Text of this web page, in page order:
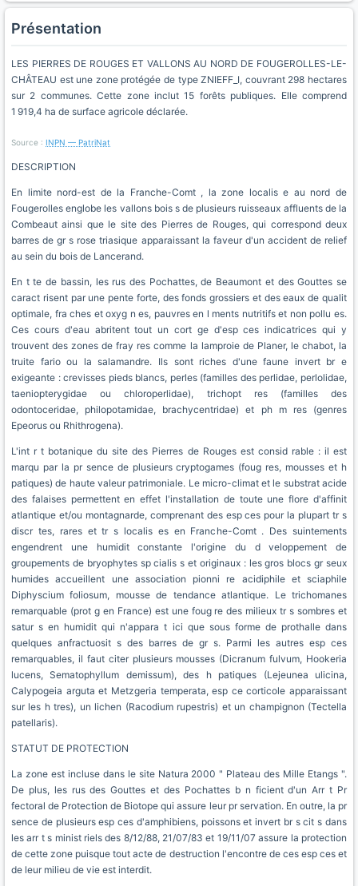
Présentation
LES PIERRES DE ROUGES ET VALLONS AU NORD DE FOUGEROLLES-LE-
CHÂTEAU est une zone protégée de type ZNIEFF_I, couvrant 298 hectares
sur 2 communes. Cette zone inclut 15 forêts publiques. Elle comprend
1 919,4 ha de surface agricole déclarée.
Source : INPN — PatriNat
DESCRIPTION
En limite nord-est de la Franche-Comt , la zone localis e au nord de
Fougerolles englobe les vallons bois s de plusieurs ruisseaux affluents de la
Combeaut ainsi que le site des Pierres de Rouges, qui correspond deux
barres de gr s rose triasique apparaissant la faveur d'un accident de relief
au sein du bois de Lancerand.
En t te de bassin, les rus des Pochattes, de Beaumont et des Gouttes se
caract risent par une pente forte, des fonds grossiers et des eaux de qualit
optimale, fra ches et oxyg n es, pauvres en l ments nutritifs et non pollu es.
Ces cours d'eau abritent tout un cort ge d'esp ces indicatrices qui y
trouvent des zones de fray res comme la lamproie de Planer, le chabot, la
truite fario ou la salamandre. Ils sont riches d'une faune invert br e
exigeante : crevisses pieds blancs, perles (familles des perlidae, perlolidae,
taeniopterygidae ou chloroperlidae), trichopt res (familles des
odontoceridae, philopotamidae, brachycentridae) et ph m res (genres
Epeorus ou Rhithrogena).
L'int r t botanique du site des Pierres de Rouges est consid rable : il est
marqu par la pr sence de plusieurs cryptogames (foug res, mousses et h
patiques) de haute valeur patrimoniale. Le micro-climat et le substrat acide
des falaises permettent en effet l'installation de toute une flore d'affinit
atlantique et/ou montagnarde, comprenant des esp ces pour la plupart tr s
discr tes, rares et tr s localis es en Franche-Comt . Des suintements
engendrent une humidit constante l'origine du d veloppement de
groupements de bryophytes sp cialis s et originaux : les gros blocs gr seux
humides accueillent une association pionni re acidiphile et sciaphile
Diphyscium foliosum, mousse de tendance atlantique. Le trichomanes
remarquable (prot g en France) est une foug re des milieux tr s sombres et
satur s en humidit qui n'appara t ici que sous forme de prothalle dans
quelques anfractuosit s des barres de gr s. Parmi les autres esp ces
remarquables, il faut citer plusieurs mousses (Dicranum fulvum, Hookeria
lucens, Sematophyllum demissum), des h patiques (Lejeunea ulicina,
Calypogeia arguta et Metzgeria temperata, esp ce corticole apparaissant
sur les h tres), un lichen (Racodium rupestris) et un champignon (Tectella
patellaris).
STATUT DE PROTECTION
La zone est incluse dans le site Natura 2000 " Plateau des Mille Etangs ".
De plus, les rus des Gouttes et des Pochattes b n ficient d'un Arr t Pr
fectoral de Protection de Biotope qui assure leur pr servation. En outre, la pr
sence de plusieurs esp ces d'amphibiens, poissons et invert br s cit s dans
les arr t s minist riels des 8/12/88, 21/07/83 et 19/11/07 assure la protection
de cette zone puisque tout acte de destruction l'encontre de ces esp ces et
de leur milieu de vie est interdit.